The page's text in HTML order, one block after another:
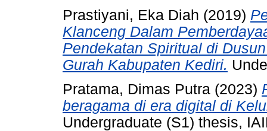
Prastiyani, Eka Diah (2019)
Klanceng Dalam
Pendekatan Spiritual di
Gurah Kabupaten Kediri.
Pratama, Dimas Putra (2023)
beragama di era digital di
Undergraduate (S1) thesis,